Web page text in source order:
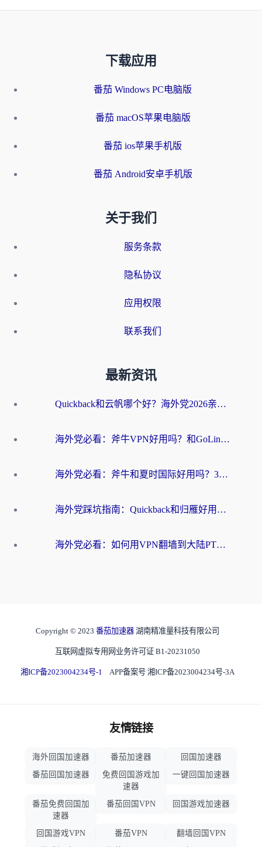
下载应用
番茄 Windows PC电脑版
番茄 macOS苹果电脑版
番茄 ios苹果手机版
番茄 Android安卓手机版
关于我们
服务条款
隐私协议
应用权限
联系我们
最新资讯
Quickback和云帆哪个好？海外党2026亲测指南：选对加速器大陆工具，无缝刷国内剧玩国服
海外党必看：斧牛VPN好用吗？和GoLinkVPN对比哪个回国效果更好？
海外党必看：斧牛和夏时国际好用吗？3步选对回国加速器，无缝刷国内资源
海外党踩坑指南：Quickback和归雁好用吗？选对加速器才能无缝刷国内资源
海外党必看：如何用VPN翻墙到大陆PTT？一篇解决你所有回国加速痛点
Copyright © 2023 番茄加速器 湖南精准量科技有限公司
互联网虚拟专用网业务许可证 B1-20231050
湘ICP备2023004234号-1 APP备案号 湘ICP备2023004234号-3A
友情链接
海外回国加速器 番茄加速器
回国加速器
番茄回国加速器
免费回国游戏加
速器
一键回国加速器
番茄免费回国加
速器
番茄回国VPN 回国游戏加速器
回国游戏VPN 番茄VPN
翻墙回国VPN